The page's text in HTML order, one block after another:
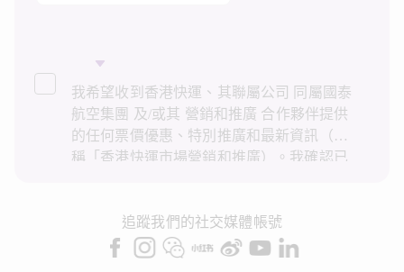
我希望收到香港快運、其聯屬公司 同屬國泰
航空集團 及/或其 營銷和推廣 合作夥伴提供
的任何票價優惠、特別推廣和最新資訊（統
稱「香港快運市場營銷和推廣）。我確認已
錄進行直接市場營銷和推廣。我知悉在未經
我的同意下，香港快運不會使用我的個人資
追蹤我們的社交媒體帳號